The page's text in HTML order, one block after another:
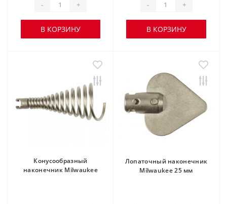
- +
В КОРЗИНУ
- +
В КОРЗИНУ
Конусообразный
наконечник Milwaukee
Лопаточный наконечник
Milwaukee 25 мм